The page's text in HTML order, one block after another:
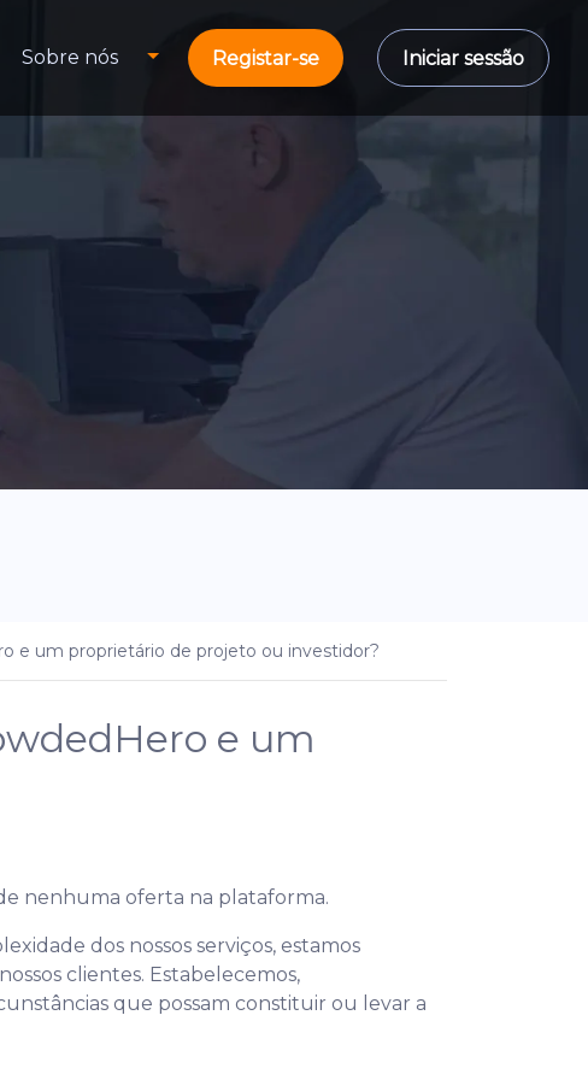
Sobre nós Registar-se Iniciar sessão
e um proprietário de projeto ou investidor?
e um
nenhuma oferta na plataforma.
dos nossos serviços, estamos
clientes. Estabelecemos,
que possam constituir ou levar a